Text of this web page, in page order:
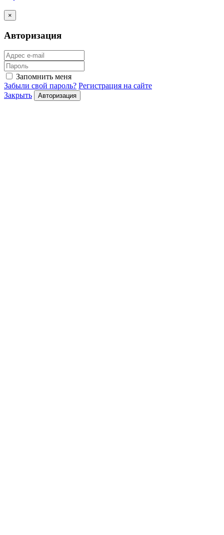
×
Авторизация
Запомнить меня
Забыли свой пароль? Регистрация на сайте
Закрыть